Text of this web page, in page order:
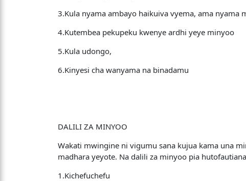
3.Kula nyama ambayo haikuiva vyema, ama nyama
4.Kutembea pekupeku kwenye ardhi yeye minyoo
5.Kula udongo,
6.Kinyesi cha wanyama na binadamu
DALILI ZA MINYOO
Wakati mwingine ni vigumu sana kujua kama una
madhara yeyote. Na dalili za minyoo pia
1.Kichefuchefu